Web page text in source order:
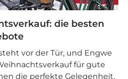
die besten
vor der Tür, und Engwe
für gute
die perfekte Gelegenheit,